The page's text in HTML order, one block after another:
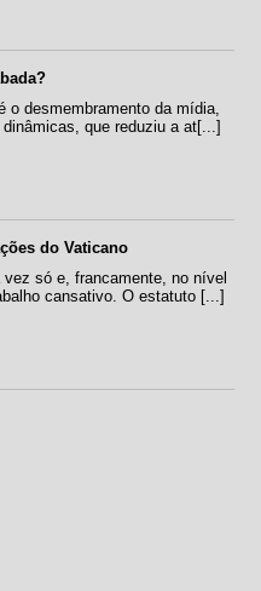
o desmembramento da mídia,
que reduziu a at[...]
do Vaticano
só e, francamente, no nível
cansativo. O estatuto [...]